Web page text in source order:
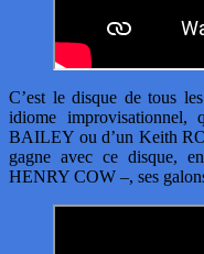
C’est le disque de tous
idiome
BAILEY ou d’un Keith
gagne avec ce disque,
HENRY COW –, ses